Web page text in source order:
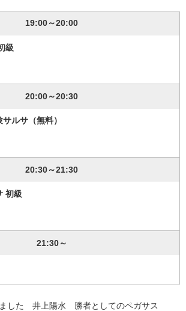
19:00～20:00
級
20:00～20:30
ルサ（無料）
20:30～21:30
初級
21:30～
ました 井上陽水 勝者としてのペガサス